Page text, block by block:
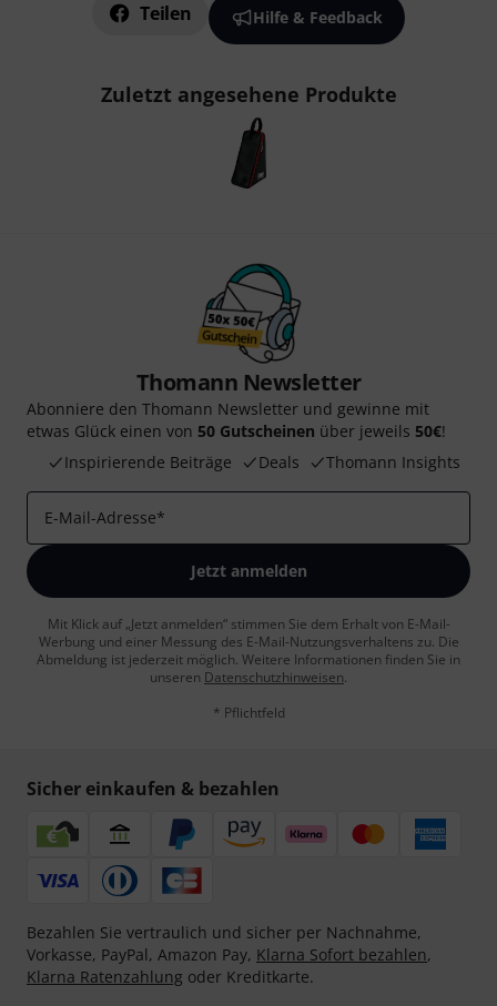
Teilen Hilfe & Feedback
Zuletzt angesehene Produkte
Thomann Newsletter
Abonniere den Thomann Newsletter und gewinne mit
etwas Glück einen von 50 Gutscheinen über jeweils 50€!
Inspirierende Beiträge
Deals Thomann Insights
E-Mail-Adresse*
Jetzt anmelden
Mit Klick auf „Jetzt anmelden“ stimmen Sie dem Erhalt von E-Mail-
Werbung und einer Messung des E-Mail-Nutzungsverhaltens zu. Die
Abmeldung ist jederzeit möglich. Weitere Informationen finden Sie in
unseren Datenschutzhinweisen.
* Pflichtfeld
Sicher einkaufen & bezahlen
Bezahlen Sie vertraulich und sicher per Nachnahme,
Vorkasse, PayPal, Amazon Pay, Klarna Sofort bezahlen,
Klarna Ratenzahlung oder Kreditkarte.